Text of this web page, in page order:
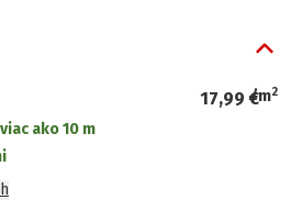
17,99 €
/m2
viac ako 10 m